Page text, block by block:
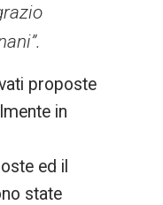
proposte
in
ed il
state